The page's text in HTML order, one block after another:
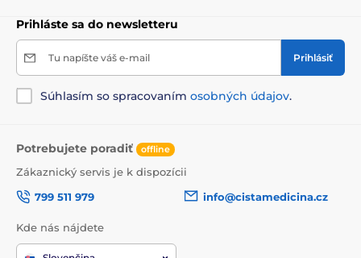
rovnováhu nášho metabolického systému.
Imunita
Prihláste sa do newsletteru
Tu napíšte váš e-mail Prihlásiť
Súhlasím so spracovaním osobných údajov.
Potrebujete poradiť offline
Zákaznický servis je k dispozícii
799 511 979
info@cistamedicina.cz
Kde nás nájdete